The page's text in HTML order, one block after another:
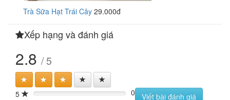
Trà Sữa Hạt Trái Cây 29.000đ
Xếp hạng và đánh giá
2.8 / 5
5 0%
0
Viết bài đánh giá